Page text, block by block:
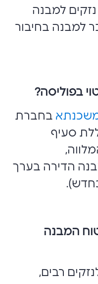
למבנה
למבנה בחיבור
בחברת
סעיף
הדירה בערך
המבנה
רבים,